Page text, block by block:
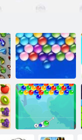
Végtelen
Bubbles